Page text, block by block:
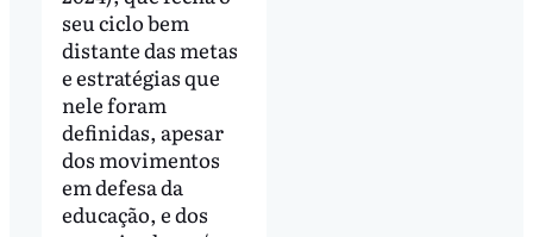
seu ciclo bem
distante das metas
e estratégias que
nele foram
definidas, apesar
dos movimentos
em defesa da
educação, e dos